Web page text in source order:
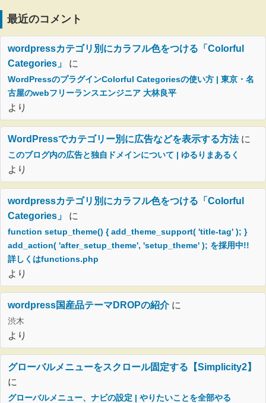
最近のコメント
wordpressカテゴリ別にカラフル色をつける「Colorful
Categories」
に
WordPressのプラグインColorful Categoriesの使い方 | 東京・名
古屋のwebフリーランスエンジニア 大林良平
より
WordPressでカテゴリー別に広告などを表示する方法に
このブログ内の広告と独自ドメインについて | ゆるりまあるく
より
wordpressカテゴリ別にカラフル色をつける「Colorful
Categories」
に
function setup_theme() { add_theme_support( 'title-tag' ); }
add_action( 'after_setup_theme', 'setup_theme' ); を採用中!!
詳しくはfunctions.php
より
wordpress国産品テーマDROPの紹介に
渋木
より
グローバルメニューをスクロール固定する【Simplicity2】
に
グローバルメニュー、ナビの設定 | やりたいことを全部やる